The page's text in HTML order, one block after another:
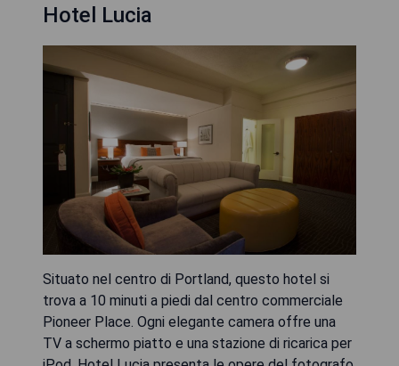
Hotel Lucia
Situato nel centro di Portland, questo hotel si
trova a 10 minuti a piedi dal centro commerciale
Pioneer Place. Ogni elegante camera offre una
TV a schermo piatto e una stazione di ricarica per